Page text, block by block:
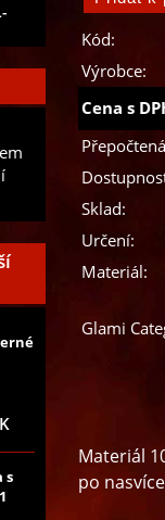
Kód:
Výrobce:
Cena s
Sklad:
Určení:
Materiál:
Glami
Materiál
po
s